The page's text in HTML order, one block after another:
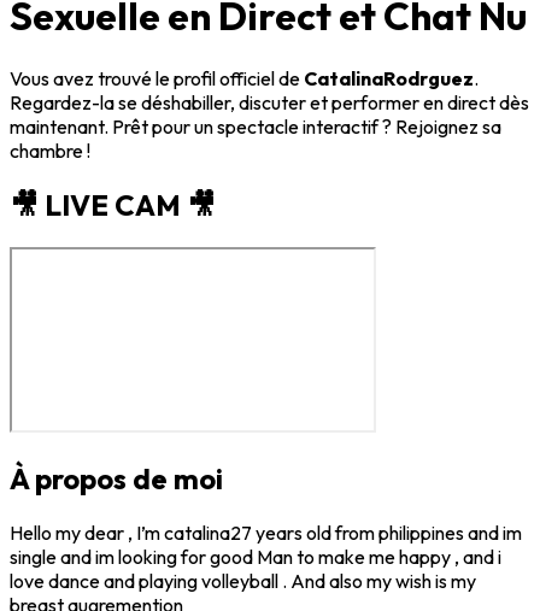
Sexuelle en Direct et Chat Nu
Vous avez trouvé le profil officiel de CatalinaRodrguez.
Regardez-la se déshabiller, discuter et performer en direct dès
maintenant. Prêt pour un spectacle interactif ? Rejoignez sa
chambre !
🎥 LIVE CAM 🎥
À propos de moi
Hello my dear , I’m catalina27 years old from philippines and im
single and im looking for good Man to make me happy , and i
love dance and playing volleyball . And also my wish is my
breast augremention